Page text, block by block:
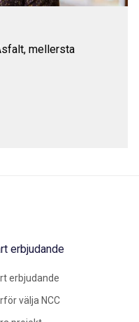
mellersta
erbjudande
erbjudande
välja NCC